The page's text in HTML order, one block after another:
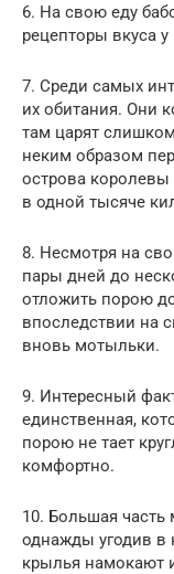
6. На свою еду
рецепторы вкуса у
7. Среди самых
их обитания. Они
там царят
неким образом
острова королевы
в одной тысяче
8. Несмотря на
пары дней до
отложить порою
впоследствии на
вновь мотыльки.
9. Интересный
единственная,
порою не тает
комфортно.
10. Большая
однажды угодив в
крылья намокают